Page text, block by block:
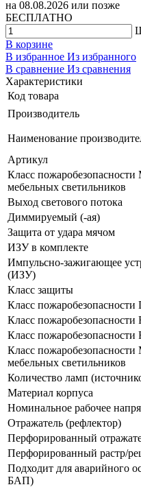
на 08.08.2026 или позже
БЕСПЛАТНО
В корзине
В избранное Из избранного
В сравнение Из сравнения
Характеристики
Код товара
Производитель
Наименование
Артикул
Класс
мебельных светильников
Выход светового потока
Диммируемый (-ая)
Защита от удара мячом
ИЗУ в комплекте
Импульсно-зажигающее
(ИЗУ)
Класс защиты
Класс пожаробезопасности
Класс пожаробезопасности
Класс пожаробезопасности
Класс пожаробезопасности
мебельных светильников
Количество ламп
Материал корпуса
Номинальное рабочее
Отражатель (рефлектор)
Перфорированный
Перфорированный растр/
Подходит для аварийного
БАП)